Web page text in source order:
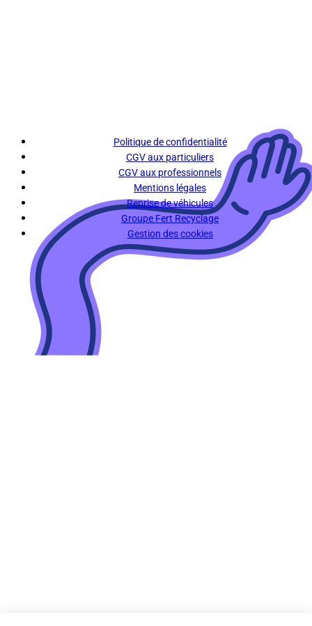
Politique de confidentialité
CGV aux particuliers
CGV aux professionnels
Mentions légales
Reprise de véhicules
Groupe Fert Recyclage
Gestion des cookies